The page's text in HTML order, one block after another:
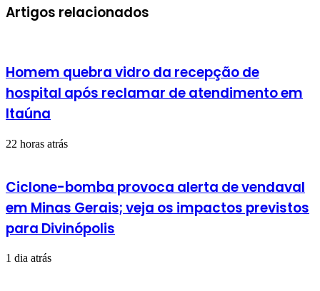
mail
Artigos relacionados
Homem quebra vidro da recepção de
hospital após reclamar de atendimento em
Itaúna
22 horas atrás
Ciclone-bomba provoca alerta de vendaval
em Minas Gerais; veja os impactos previstos
para Divinópolis
1 dia atrás